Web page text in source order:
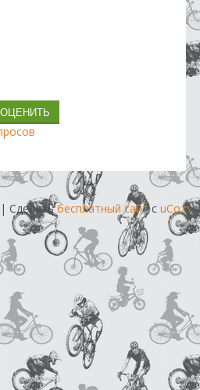
| Сделатьбесплатный сайтс uCoz